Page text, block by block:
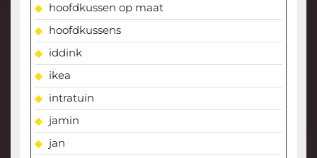
hoofdkussen op maat
hoofdkussens
iddink
ikea
intratuin
jamin
jan